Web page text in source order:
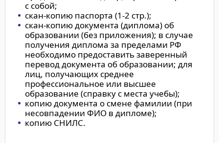
с собой;
скан-копию паспорта (1-2 стр.);
скан-копию документа (диплома) об
образовании (без приложения); в случае
получения диплома за пределами РФ
необходимо предоставить заверенный
перевод документа об образовании; для
лиц, получающих среднее
профессиональное или высшее
образование (справку с места учебы);
копию документа о смене фамилии (при
несовпадении ФИО в дипломе);
копию СНИЛС.